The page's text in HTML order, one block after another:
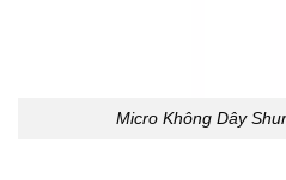
Micro Không Dây